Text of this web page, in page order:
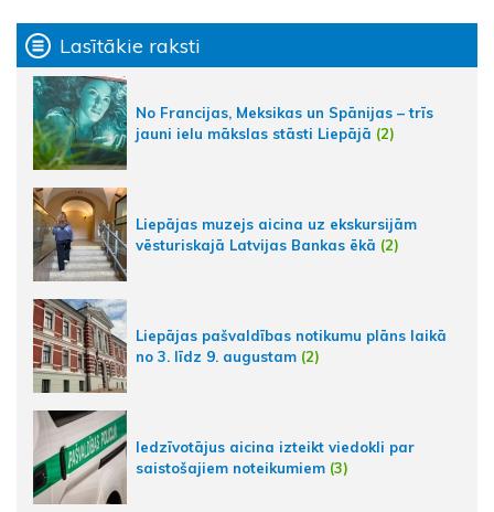
Lasītākie raksti
No Francijas, Meksikas un Spānijas – trīs
jauni ielu mākslas stāsti Liepājā (2)
Liepājas muzejs aicina uz ekskursijām
vēsturiskajā Latvijas Bankas ēkā (2)
Liepājas pašvaldības notikumu plāns laikā
no 3. līdz 9. augustam (2)
Iedzīvotājus aicina izteikt viedokli par
saistošajiem noteikumiem (3)